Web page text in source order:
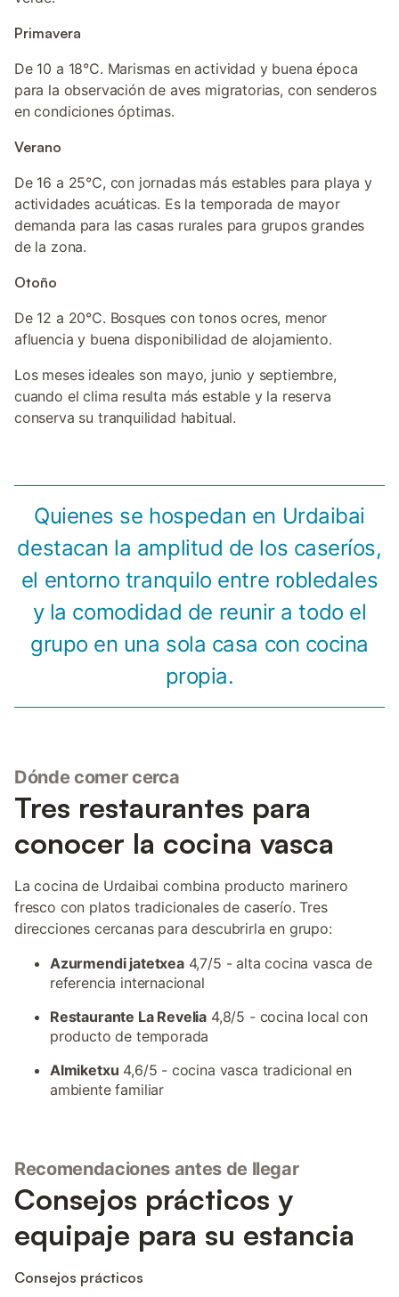
Primavera
De 10 a 18°C. Marismas en actividad y buena época
para la observación de aves migratorias, con senderos
en condiciones óptimas.
Verano
De 16 a 25°C, con jornadas más estables para playa y
actividades acuáticas. Es la temporada de mayor
demanda para las casas rurales para grupos grandes
de la zona.
Otoño
De 12 a 20°C. Bosques con tonos ocres, menor
afluencia y buena disponibilidad de alojamiento.
Los meses ideales son mayo, junio y septiembre,
cuando el clima resulta más estable y la reserva
conserva su tranquilidad habitual.
Quienes se hospedan en Urdaibai
destacan la amplitud de los caseríos,
el entorno tranquilo entre robledales
y la comodidad de reunir a todo el
grupo en una sola casa con cocina
propia.
Dónde comer cerca
Tres restaurantes para
conocer la cocina vasca
La cocina de Urdaibai combina producto marinero
fresco con platos tradicionales de caserío. Tres
direcciones cercanas para descubrirla en grupo:
Azurmendi jatetxea4,7/5 - alta cocina vasca de
referencia internacional
Restaurante La Revelia 4,8/5 - cocina local con
producto de temporada
Almiketxu 4,6/5 - cocina vasca tradicional en
ambiente familiar
Recomendaciones antes de llegar
Consejos prácticos y
equipaje para su estancia
Consejos prácticos